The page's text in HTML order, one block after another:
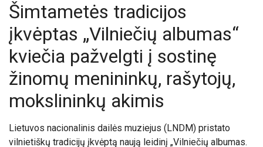
Šimtametės tradicijos
įkvėptas „Vilniečių albumas“
kviečia pažvelgti į sostinę
žinomų menininkų, rašytojų,
mokslininkų akimis
Lietuvos nacionalinis dailės muziejus (LNDM) pristato
vilnietiškų tradicijų įkvėptą naują leidinį „Vilniečių albumas.